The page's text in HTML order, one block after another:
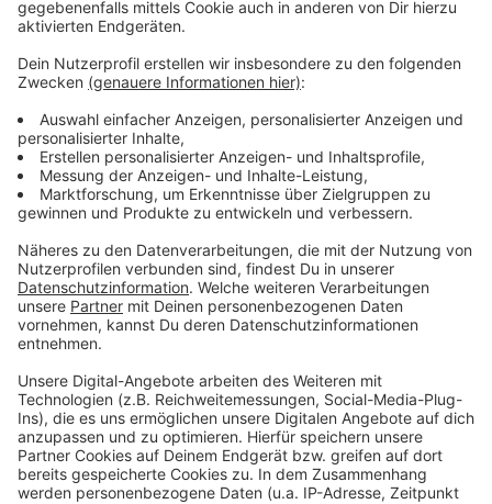
Polizei kritisiert unangemeldete Proteste
Anzeige
Proteste geben. In den vergangenen Wochen war das
etwa in Dinslaken, Alpen, Moers, Wesel. Schermbeck
und Xanten der Fall. Die Polizei kritisiert vor allem,
dass viele der Veranstaltungen nicht angemeldet
Anzeige